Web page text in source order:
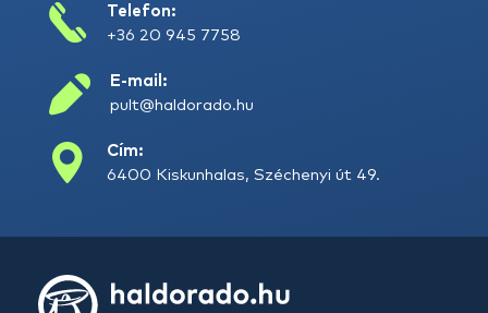
Telefon:
+36 20 945 7758
E-mail:
pult@haldorado.hu
Cím:
6400 Kiskunhalas, Széchenyi út 49.